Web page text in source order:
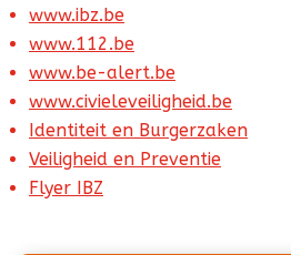
www.ibz.be
www.112.be
www.be-alert.be
www.civieleveiligheid.be
Identiteit en Burgerzaken
Veiligheid en Preventie
Flyer IBZ